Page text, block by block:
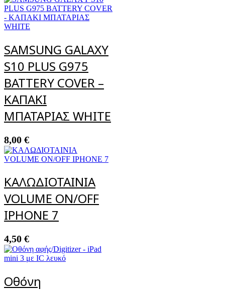
SAMSUNG GALAXY
S10 PLUS G975
BATTERY COVER –
ΚΑΠΑΚΙ
ΜΠΑΤΑΡΙΑΣ WHITE
8,00 €
ΚΑΛΩΔΙΟΤΑΙΝΙΑ
VOLUME ON/OFF
IPHONE 7
4,50 €
Οθόνη